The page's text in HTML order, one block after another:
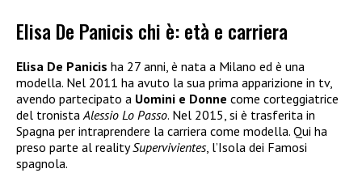
Elisa De Panicis chi è: età e carriera
Elisa De Panicis ha 27 anni, è nata a Milano ed è una
modella. Nel 2011 ha avuto la sua prima apparizione in tv,
avendo partecipato a Uomini e Donne come corteggiatrice
del tronistaAlessio Lo Passo. Nel 2015, si è trasferita in
Spagna per intraprendere la carriera come modella. Qui ha
preso parte al realitySupervivientes, l’Isola dei Famosi
spagnola.